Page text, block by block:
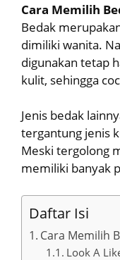
Cara Memilih
Bedak
dimiliki wanita.
digunakan tetap
kulit, sehingga
Jenis bedak
tergantung jenis
Meski tergolong
memiliki banyak
Daftar Isi
Cara Memilih
Look A